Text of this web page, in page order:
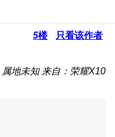
5楼 只看该作者
属地未知 来自：荣耀X10